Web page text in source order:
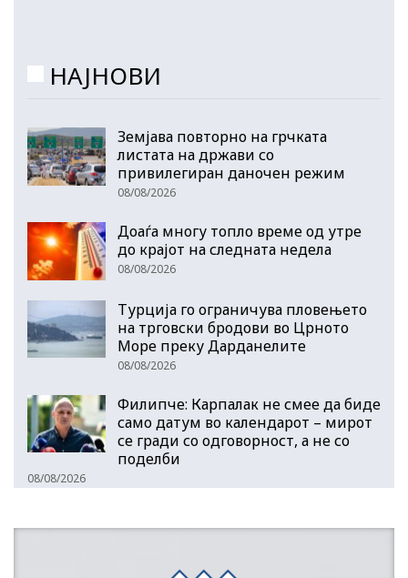
НАЈНОВИ
Земјава повторно на грчката
листата на држави со
привилегиран даночен режим
08/08/2026
Доаѓа многу топло време од утре
до крајот на следната недела
08/08/2026
Турција го ограничува пловењето
на трговски бродови во Црното
Море преку Дарданелите
08/08/2026
Филипче: Карпалак не смее да биде
само датум во календарот – мирот
се гради со одговорност, а не со
поделби
08/08/2026